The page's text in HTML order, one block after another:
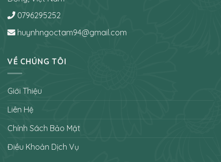
0796295252
huynhngoctam94@gmail.com
VỀ CHÚNG TÔI
Giới Thiệu
Liên Hệ
Chính Sách Bảo Mật
Điều Khoản Dịch Vụ